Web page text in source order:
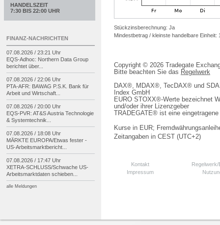
Stückzinsberechnung: Ja
Mindestbetrag / kleinste handelbare Einheit:
Copyright © 2026 Tradegate
Bitte beachten Sie das Regelwerk
DAX®, MDAX®, TecDAX® und
Index GmbH
EURO STOXX®-Werte bezeichnet
und/oder ihrer Lizenzgeber
TRADEGATE® ist eine
Kurse in EUR;
Zeitangaben in CEST (UTC+2)
Kontakt
Impressum
HANDELSZEIT
7:30 BIS 22:00 UHR
FINANZ-NACHRICHTEN
07.08.2026 / 23:21 Uhr
EQS-Adhoc: Northern Data Group
berichtet über...
07.08.2026 / 22:06 Uhr
PTA-AFR: BAWAG P.S.K. Bank für
Arbeit und Wirtschaft...
07.08.2026 / 20:00 Uhr
EQS-PVR: AT&S Austria Technologie
& Systemtechnik...
07.08.2026 / 18:08 Uhr
MÄRKTE EUROPA/Etwas fester -
US-Arbeitsmarktbericht...
07.08.2026 / 17:47 Uhr
XETRA-SCHLUSS/Schwache US-
Arbeitsmarktdaten schieben...
alle Meldungen